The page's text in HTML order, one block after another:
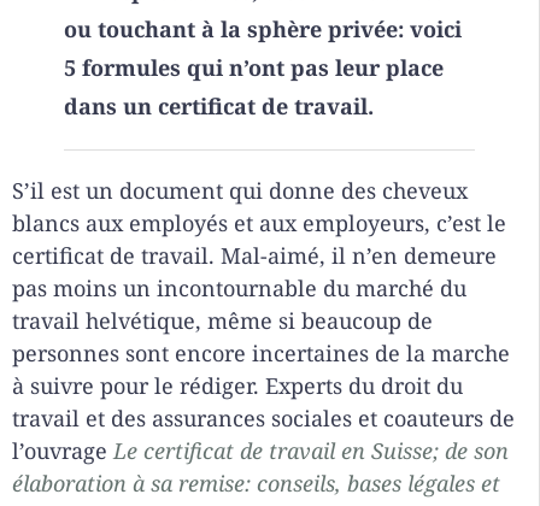
ou touchant à la sphère privée: voici
5 formules qui n’ont pas leur place
dans un certificat de travail.
S’il est un document qui donne des cheveux
blancs aux employés et aux employeurs, c’est le
certificat de travail. Mal-aimé, il n’en demeure
pas moins un incontournable du marché du
travail helvétique, même si beaucoup de
personnes sont encore incertaines de la marche
à suivre pour le rédiger. Experts du droit du
travail et des assurances sociales et coauteurs de
l’ouvrageLe certificat de travail en Suisse; de son
élaboration à sa remise: conseils, bases légales et